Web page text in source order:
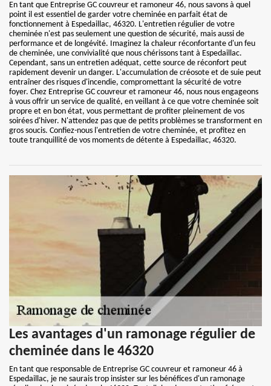
En tant que Entreprise GC couvreur et ramoneur 46, nous savons à quel
point il est essentiel de garder votre cheminée en parfait état de
fonctionnement à Espedaillac, 46320. L'entretien régulier de votre
cheminée n'est pas seulement une question de sécurité, mais aussi de
performance et de longévité. Imaginez la chaleur réconfortante d'un feu
de cheminée, une convivialité que nous chérissons tant à Espedaillac.
Cependant, sans un entretien adéquat, cette source de réconfort peut
rapidement devenir un danger. L'accumulation de créosote et de suie peut
entraîner des risques d'incendie, compromettant la sécurité de votre
foyer. Chez Entreprise GC couvreur et ramoneur 46, nous nous engageons
à vous offrir un service de qualité, en veillant à ce que votre cheminée soit
propre et en bon état, vous permettant de profiter pleinement de vos
soirées d'hiver. N'attendez pas que de petits problèmes se transforment en
gros soucis. Confiez-nous l'entretien de votre cheminée, et profitez en
toute tranquillité de vos moments de détente à Espedaillac, 46320.
Les avantages d'un ramonage régulier de
cheminée dans le 46320
En tant que responsable de Entreprise GC couvreur et ramoneur 46 à
Espedaillac, je ne saurais trop insister sur les bénéfices d'un ramonage